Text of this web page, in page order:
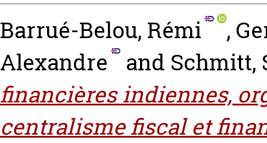
Barrué-Belou, Rémi ,
Alexandre
and Schmitt,
financières indiennes,
centralisme fiscal et